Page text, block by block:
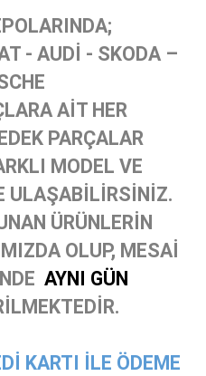
- AUDİ - SKODA –
AİT HER
PARÇALAR
MODEL VE
ULAŞABİLİRSİNİZ.
ÜRÜNLERİN
OLUP, MESAİ
AYNI GÜN
KARTI İLE ÖDEME